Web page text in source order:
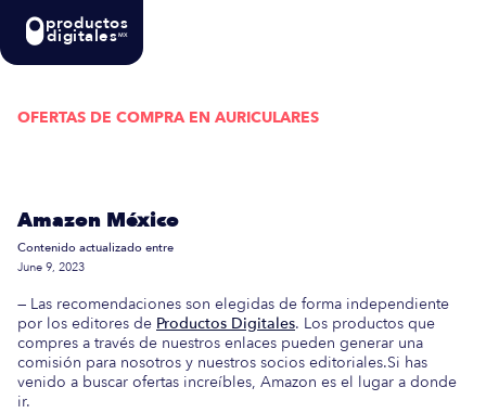
productos
digitalesMX
OFERTAS DE COMPRA EN AURICULARES
Amazon México
Contenido actualizado entre
June 9, 2023
— Las recomendaciones son elegidas de forma independiente
por los editores de Productos Digitales. Los productos que
compres a través de nuestros enlaces pueden generar una
comisión para nosotros y nuestros socios editoriales.Si has
venido a buscar ofertas increíbles, Amazon es el lugar a donde
ir.